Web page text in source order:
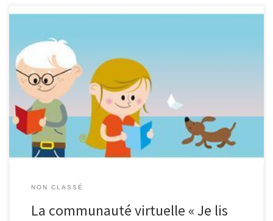
Depuis le 1er mai 2011, une communauté virtuelle « Je lis dans ma
commune » est née. Malmedy adhère à cette initiative. Pour
rappel, l’opération « Je lis dans ma commune » vise à encourager
les acteurs locaux des communes de Bruxelles et de Wallonie à
développer des projets autour du […]
NON CLASSÉ
La communauté virtuelle « Je lis